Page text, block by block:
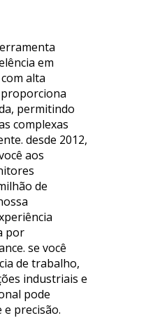
em
alta
permitindo
complexas
desde 2012,
aos
de
por
se você
de trabalho,
industriais e
pode
precisão.